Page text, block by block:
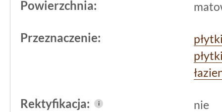
trudniejszych warunkach.
Powierzchnia:
Przeznaczenie:
Rektyfikacja: i nie